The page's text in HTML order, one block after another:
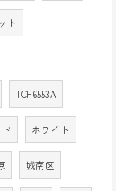
ト
TCF6553A
ホワイト
城南区